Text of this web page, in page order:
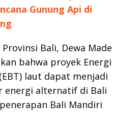
Gunung Api di
Bali, Dewa Made
bahwa proyek Energi
laut dapat menjadi
energi alternatif di Bali
Bali Mandiri